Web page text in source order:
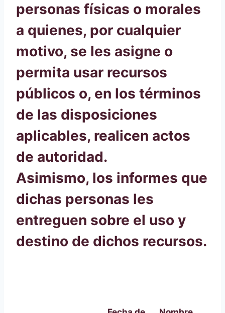
personas físicas o morales
a quienes, por cualquier
motivo, se les asigne o
permita usar recursos
públicos o, en los términos
de las disposiciones
aplicables, realicen actos
de autoridad.
Asimismo, los informes que
dichas personas les
entreguen sobre el uso y
destino de dichos recursos.